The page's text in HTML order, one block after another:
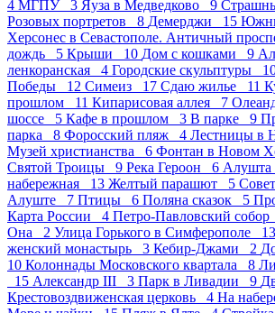
4 МГПУ 3 Яуза в Медведково 9
Розовых портретов 8 Демерджи 15
Херсонес в Севастополе. Античный
дождь 5 Крыши 10 Дом с кошками 9
ленкоранская 4 Городские скульптуры
Победы 12 Симеиз 17 Сдаю жилье 11
прошлом 11 Кипарисовая аллея 7
шоссе 5 Кафе в прошлом 3 В парке 9
парка 8 Форосский пляж 4 Лестницы в
Музей христианства 6 Фонтан в Новом
Святой Троицы 9 Река Героон 6
набережная 13 Желтый парашют 5
Алуште 7 Птицы 6 Поляна сказок 5
Карта России 4 Петро-Павловский
Она 2 Улица Горького в Симферополе 13
женский монастырь 3 Кебир-Джами 2
10 Колоннады Московского квартала 8
15 Александр III 3 Парк в Ливадии 9
Крестовоздвиженская церковь 4 На